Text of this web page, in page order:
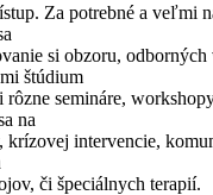
Za potrebné a veľmi
si obzoru, odborných
štúdium
semináre,
na
krízovej intervencie,
či špeciálnych terapií.